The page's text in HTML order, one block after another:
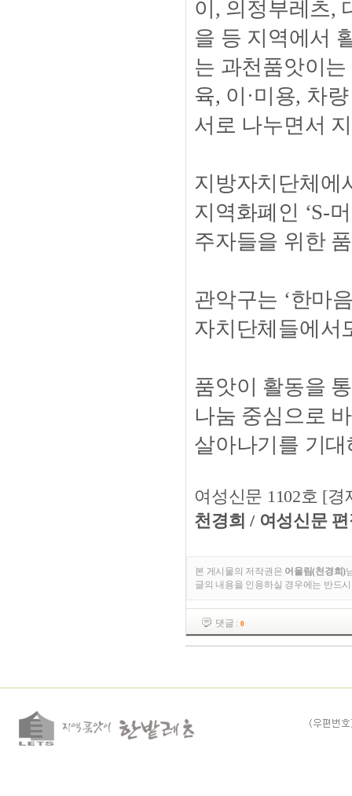
이, 의정부레츠,
을 등 지역에서
는 과천품앗이
육, 이·미용, 차
서로 나누면서
지방자치단체에
지역화폐인 ‘S-
주자들을 위한
관악구는 ‘한마
자치단체들에서
품앗이 활동을
나눔 중심으로
살아나기를 기
여성신문 1102호 [경
천경희 / 여성신문
본 게시물의 저작권은 어울림(천경희)
글의 내용을 인용하실 경우에는 반드
댓글 : 0